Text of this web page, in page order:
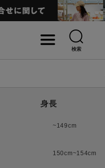
検索
身長
~149cm
150cm~154cm